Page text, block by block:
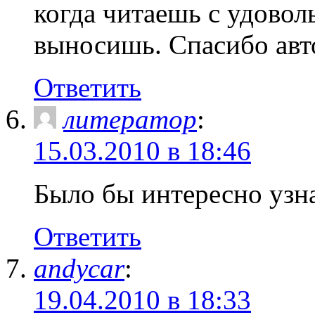
когда читаешь с
выносишь. Спасибо
Ответить
литератор:
15.03.2010 в 18:46
Было бы интересно
Ответить
andycar:
19.04.2010 в 18:33